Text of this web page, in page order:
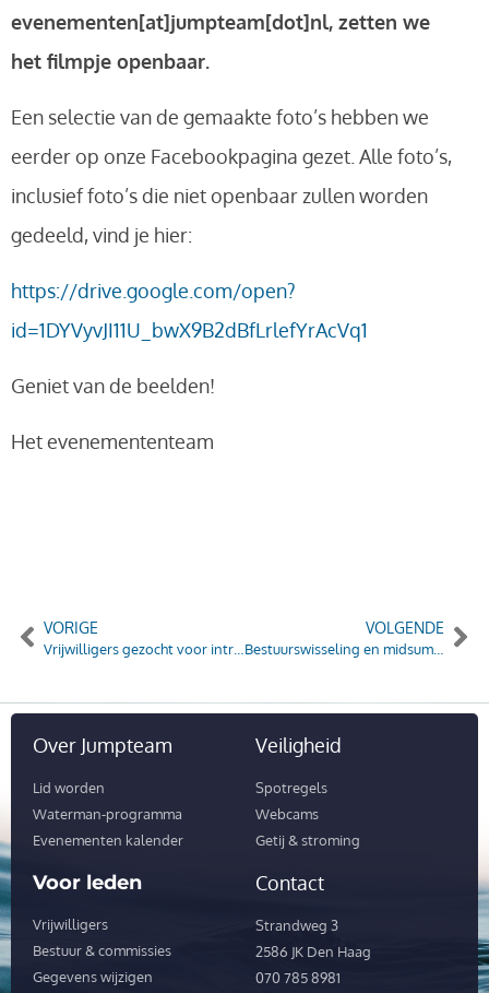
evenementen[at]jumpteam[dot]nl, zetten we
het filmpje openbaar.
Een selectie van de gemaakte foto’s hebben we
eerder op onze Facebookpagina gezet. Alle foto’s,
inclusief foto’s die niet openbaar zullen worden
gedeeld, vind je hier:
https://drive.google.com/open?
id=1DYVyvJI11U_bwX9B2dBfLrlefYrAcVq1
Geniet van de beelden!
Het evenemententeam
VORIGE VOLGENDE
Bestuurswisseling en midsummer party
Over Jumpteam
Lid worden
Waterman-programma
Evenementen kalender
Veiligheid
Spotregels
Webcams
Getij & stroming
Voor leden
Vrijwilligers
Bestuur & commissies
Gegevens wijzigen
Contact
Strandweg 3
2586 JK Den Haag
070 785 8981